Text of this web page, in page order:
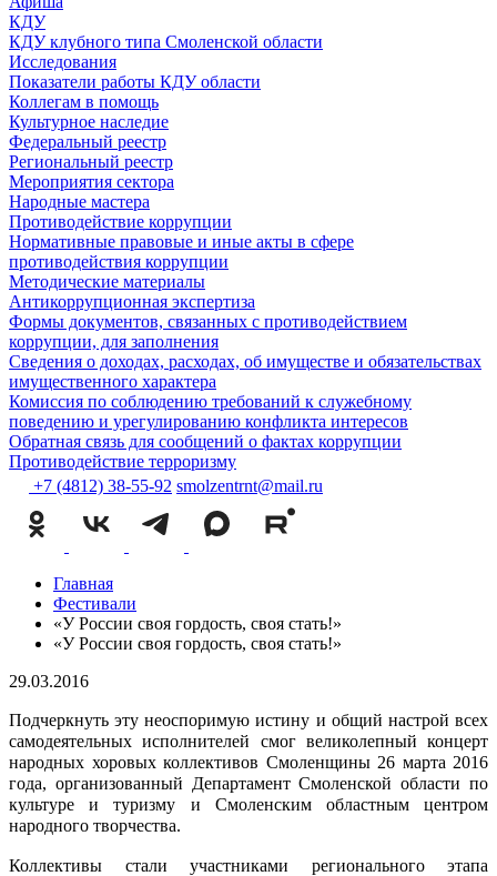
КДУ
КДУ клубного типа Смоленской области
Исследования
Показатели работы КДУ области
Коллегам в помощь
Культурное наследие
Федеральный реестр
Региональный реестр
Мероприятия сектора
Народные мастера
Противодействие коррупции
Нормативные правовые и иные акты в сфере
противодействия коррупции
Методические материалы
Антикоррупционная экспертиза
Формы документов, связанных с противодействием
коррупции, для заполнения
Сведения о доходах, расходах, об имуществе и обязательствах
имущественного характера
Комиссия по соблюдению требований к служебному
поведению и урегулированию конфликта интересов
Обратная связь для сообщений о фактах коррупции
Противодействие терроризму
+7 (4812) 38-55-92 smolzentrnt@mail.ru
Главная
Фестивали
«У России своя гордость, своя стать!»
«У России своя гордость, своя стать!»
29.03.2016
Подчеркнуть эту неоспоримую истину и общий настрой всех
самодеятельных исполнителей смог великолепный концерт
народных хоровых коллективов Смоленщины 26 марта 2016
года, организованный Департамент Смоленской области по
культуре и туризму и Смоленским областным центром
народного творчества.
Коллективы стали участниками регионального этапа